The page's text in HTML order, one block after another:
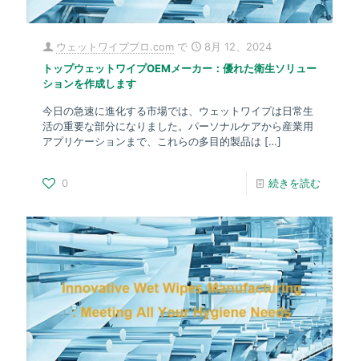
ウェットワイププロ.com で
8月 12、2024
トップウェットワイプOEMメーカー：優れた衛生ソリュー
ションを作成します
今日の急速に進化する市場では、ウェットワイプは日常生
活の重要な部分になりました。パーソナルケアから産業用
アプリケーションまで、これらの多目的製品は […]
0 続きを読む